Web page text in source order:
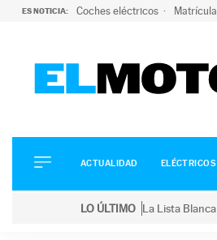
ES NOTICIA: Coches eléctricos
ELÉCTRICOS
CONDUCIR
ACTUALIDAD ELÉCTRICOS
LO ÚLTIMO La Lista